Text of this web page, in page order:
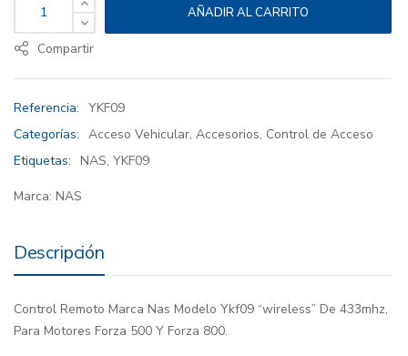
AÑADIR AL CARRITO
Compartir
Referencia: YKF09
Categorías: Acceso Vehicular, Accesorios, Control de Acceso
Etiquetas: NAS, YKF09
Marca: NAS
Descripción
Control Remoto Marca Nas Modelo Ykf09 “wireless” De 433mhz,
Para Motores Forza 500 Y Forza 800.